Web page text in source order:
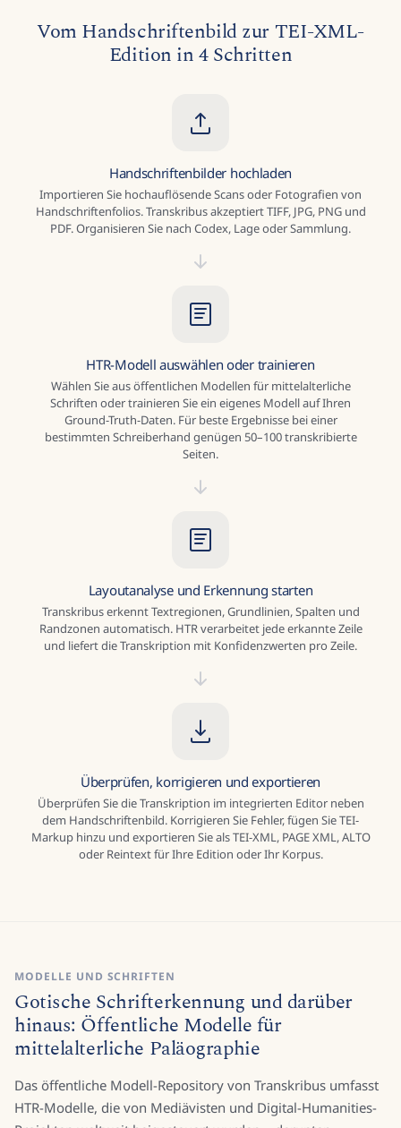
Vom Handschriftenbild zur TEI-XML-
Handschriftenbilder hochladen
Importieren Sie hochauflösende Scans oder Fotografien von
PDF. Organisieren Sie nach Codex, Lage oder Sammlung.
HTR-Modell auswählen oder trainieren
Wählen Sie aus öffentlichen Modellen für mittelalterliche
Schriften oder trainieren Sie ein eigenes Modell auf Ihren
Ground-Truth-Daten. Für beste Ergebnisse bei einer
Seiten.
Layoutanalyse und Erkennung starten
Transkribus erkennt Textregionen, Grundlinien, Spalten und
und liefert die Transkription mit Konfidenzwerten pro Zeile.
Überprüfen, korrigieren und exportieren
Überprüfen Sie die Transkription im integrierten Editor neben
dem Handschriftenbild. Korrigieren Sie Fehler, fügen Sie TEI-
MODELLE UND SCHRIFTEN
Gotische Schrifterkennung und darüber
hinaus: Öffentliche Modelle für
mittelalterliche Paläographie
Das öffentliche Modell-Repository von Transkribus umfasst